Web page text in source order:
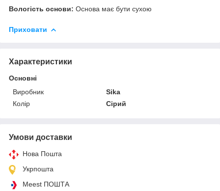
Вологість основи: Основа має бути сухою
Приховати
Характеристики
Основні
Виробник
Sika
Колір
Сірий
Умови доставки
Нова Пошта
Укрпошта
Meest ПОШТА